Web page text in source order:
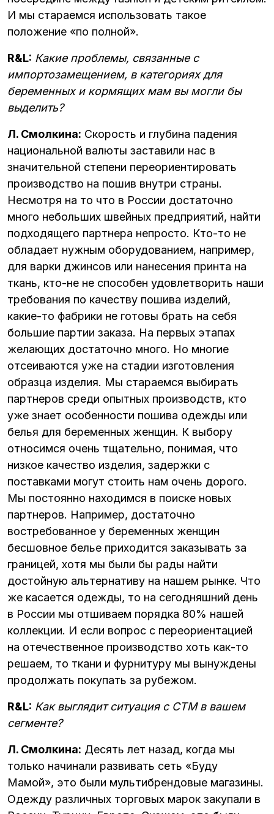
И мы стараемся использовать такое
положение «по полной».
R&L: Какие проблемы, связанные с
импортозамещением, в категориях для
беременных и кормящих мам вы могли бы
выделить?
Л. Смолкина: Скорость и глубина падения
национальной валюты заставили нас в
значительной степени переориентировать
производство на пошив внутри страны.
Несмотря на то что в России достаточно
много небольших швейных предприятий, найти
подходящего партнера непросто. Кто-то не
обладает нужным оборудованием, например,
для варки джинсов или нанесения принта на
ткань, кто-не не способен удовлетворить наши
требования по качеству пошива изделий,
какие-то фабрики не готовы брать на себя
большие партии заказа. На первых этапах
желающих достаточно много. Но многие
отсеиваются уже на стадии изготовления
образца изделия. Мы стараемся выбирать
партнеров среди опытных производств, кто
уже знает особенности пошива одежды или
белья для беременных женщин. К выбору
относимся очень тщательно, понимая, что
низкое качество изделия, задержки с
поставками могут стоить нам очень дорого.
Мы постоянно находимся в поиске новых
партнеров. Например, достаточно
востребованное у беременных женщин
бесшовное белье приходится заказывать за
границей, хотя мы были бы рады найти
достойную альтернативу на нашем рынке. Что
же касается одежды, то на сегодняшний день
в России мы отшиваем порядка 80% нашей
коллекции. И если вопрос с переориентацией
на отечественное производство хоть как-то
решаем, то ткани и фурнитуру мы вынуждены
продолжать покупать за рубежом.
R&L: Как выглядит ситуация с СТМ в вашем
сегменте?
Л. Смолкина: Десять лет назад, когда мы
только начинали развивать сеть «Буду
Мамой», это были мультибрендовые магазины.
Одежду различных торговых марок закупали в